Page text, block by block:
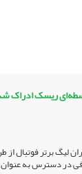
ریسک ادراک
لیگ برتر فوتبال
بازی­های فوتبال لیگ برتر دورۀ شانزدهم